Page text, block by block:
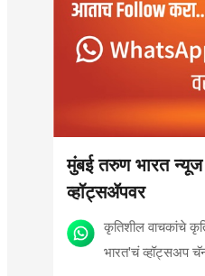
मुंबई तरुण भारत न्यूज
व्हॉट्सॲपवर
कृतिशील वाचकांचे
भारत'चं व्हॉट्सअप